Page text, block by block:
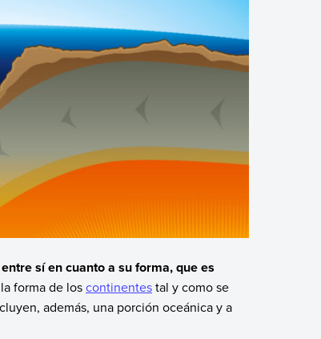
sí en cuanto a su forma, que es
forma de loscontinentestal y como se
además, una porción oceánica y a